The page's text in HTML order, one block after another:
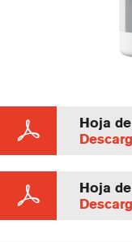
Hoja
Hoja